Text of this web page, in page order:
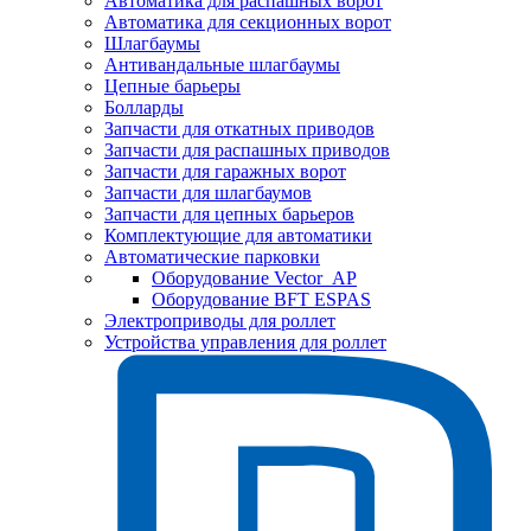
Автоматика для секционных ворот
Шлагбаумы
Антивандальные шлагбаумы
Цепные барьеры
Болларды
Запчасти для откатных приводов
Запчасти для распашных приводов
Запчасти для гаражных ворот
Запчасти для шлагбаумов
Запчасти для цепных барьеров
Комплектующие для автоматики
Автоматические парковки
Оборудование Vector_AP
Оборудование BFT ESPAS
Электроприводы для роллет
Устройства управления для роллет